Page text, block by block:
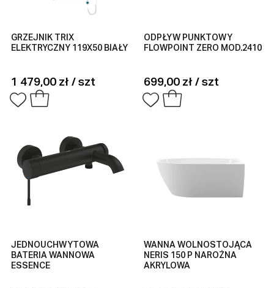
GRZEJNIK TRIX
ELEKTRYCZNY 119X50 BIAŁY
1 479,00 zł / szt
ODPŁYW PUNKTOWY
FLOWPOINT ZERO MOD.2410
699,00 zł / szt
JEDNOUCHWYTOWA
BATERIA WANNOWA
ESSENCE
WANNA WOLNOSTOJĄCA
NERIS 150 P NAROŻNA
AKRYLOWA